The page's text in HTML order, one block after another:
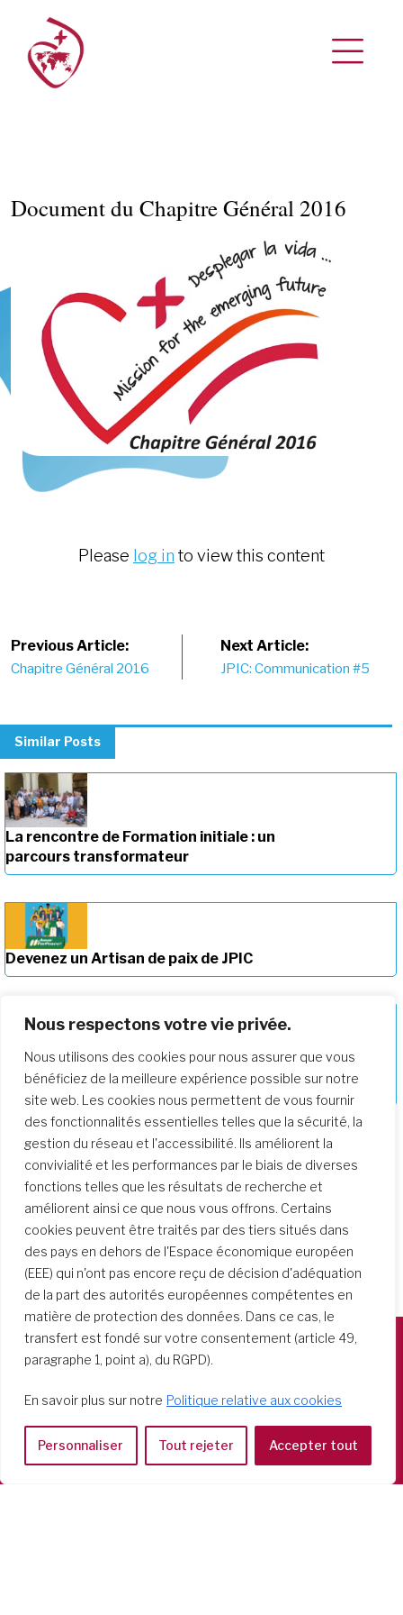
Nous respectons votre vie privée.
Nous utilisons des cookies pour nous assurer que vous
bénéficiez de la meilleure expérience possible sur notre
site web. Les cookies nous permettent de vous fournir
des fonctionnalités essentielles telles que la sécurité, la
gestion du réseau et l'accessibilité. Ils améliorent la
convivialité et les performances par le biais de diverses
fonctions telles que les résultats de recherche et
améliorent ainsi ce que nous vous offrons. Certains
cookies peuvent être traités par des tiers situés dans
des pays en dehors de l'Espace économique européen
(EEE) qui n'ont pas encore reçu de décision d'adéquation
de la part des autorités européennes compétentes en
matière de protection des données. Dans ce cas, le
transfert est fondé sur votre consentement (article 49,
paragraphe 1, point a), du RGPD).
En savoir plus sur notre Politique relative aux cookies
Personnaliser Tout rejeter Accepter tout
Document du Chapitre Général 2016
Please log in to view this content
Post
navigation
Previous Article:
Chapitre Général 2016
Next Article:
JPIC: Communication #5
Similar Posts
La rencontre de Formation initiale : un
parcours transformateur
Devenez un Artisan de paix de JPIC
Approfondir notre parcours de
formation
Società del Sacro Cuore
Casa Generalizia
Tel: 06 58 23 03 32 or 06 58 20 31 17